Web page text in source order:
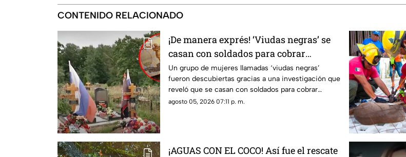
CONTENIDO RELACIONADO
¡De manera exprés! ‘Viudas negras’ se
casan con soldados para cobrar
indemnizaciones
Un grupo de mujeres llamadas ‘viudas negras’
fueron descubiertas gracias a una investigación que
reveló que se casan con soldados para cobrar
indemnizaciones.
agosto 05, 2026 07:11 p. m.
¡AGUAS CON EL COCO! Así fue el rescate